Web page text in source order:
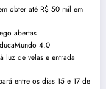
obter até R$ 50 mil em
abertas
4.0
luz de velas e entrada
entre os dias 15 e 17 de